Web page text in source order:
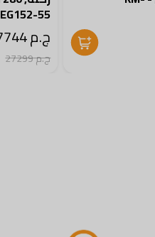
EG152-55
ج.م 17744
ج.م 27299